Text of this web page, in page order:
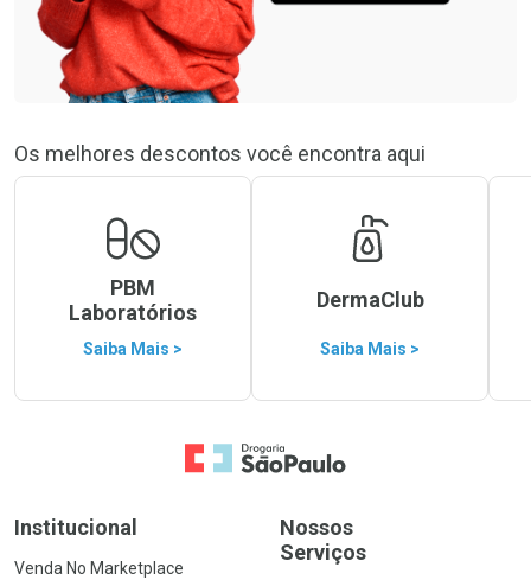
Os melhores descontos você encontra aqui
PBM
Laboratórios
Saiba Mais >
DermaClub
Saiba Mais >
Ir para a Home
Institucional
Venda No Marketplace
Nossos
Serviços